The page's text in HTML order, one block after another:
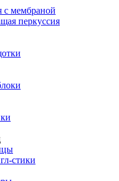
с мембраной
перкуссия
стики